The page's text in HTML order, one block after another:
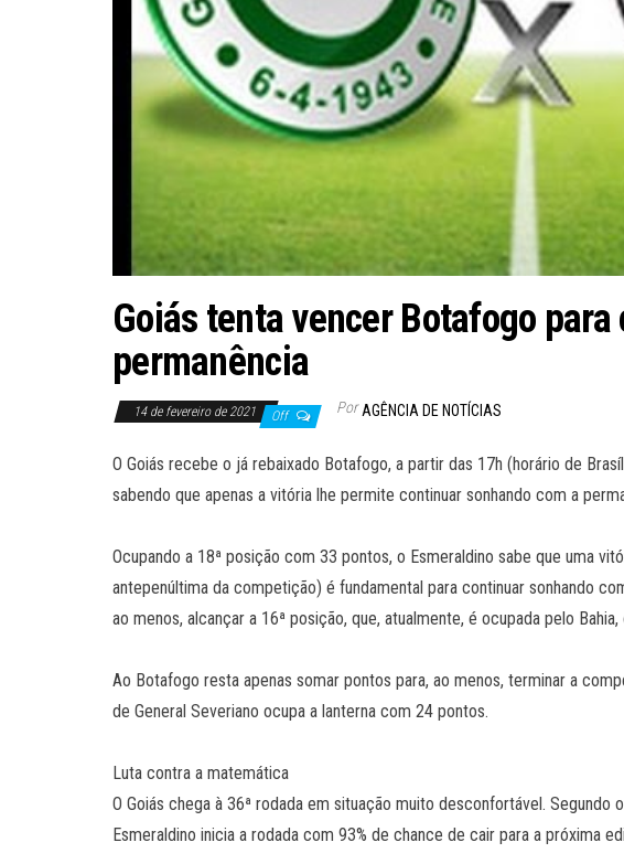
Goiás tenta vencer Botafogo
permanência
14 de fevereiro de 2021 Off Por AGÊNCIA DE NOTÍCIAS
O Goiás recebe o já rebaixado Botafogo, a partir das 17h (horário de
sabendo que apenas a vitória lhe permite continuar sonhando com a
Ocupando a 18ª posição com 33 pontos, o Esmeraldino sabe que uma
antepenúltima da competição) é fundamental para continuar sonhando
ao menos, alcançar a 16ª posição, que, atualmente, é ocupada pelo
Ao Botafogo resta apenas somar pontos para, ao menos, terminar a
de General Severiano ocupa a lanterna com 24 pontos.
Luta contra a matemática
O Goiás chega à 36ª rodada em situação muito desconfortável.
Esmeraldino inicia a rodada com 93% de chance de cair para a próxima